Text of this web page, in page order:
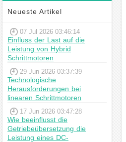
Neueste Artikel
07 Jul 2026 03:46:14
Einfluss der Last auf die
Leistung von Hybrid
Schrittmotoren
29 Jun 2026 03:37:39
Technologische
Herausforderungen bei
linearen Schrittmotoren
17 Jun 2026 03:47:28
Wie beeinflusst die
Getriebeübersetzung die
Leistung eines DC-